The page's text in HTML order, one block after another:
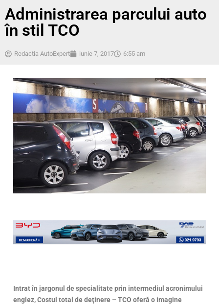
Administrarea parcului auto
în stil TCO
Redactia AutoExpert iunie 7, 2017 6:55 am
Intrat în jargonul de specialitate prin intermediul acronimului
englez, Costul total de deţinere – TCO oferă o imagine